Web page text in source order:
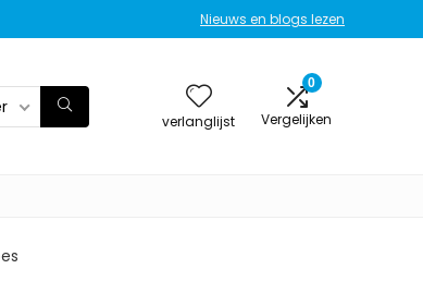
Nieuws en blogs lezen
verlanglijst
0
Vergelijken